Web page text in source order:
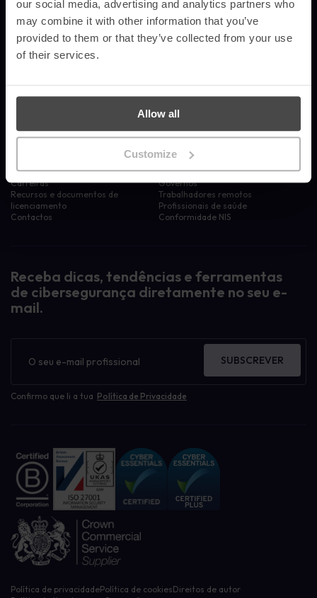
our social media, advertising and analytics partners who
may combine it with other information that you’ve
provided to them or that they’ve collected from your use
of their services.
Allow all
Customize
Sensibilização para a segurança
automatizada
Simulação avançada de phishing
Inteligência e análise de riscos
Blogue
Estudos de caso
Notícias
Porquê nós?
Liderança
Carreiras
Recursos e documentos de
licenciamento
Contactos
Setores
Serviços financeiros
Empresas
Setor da Educação
Indústria tecnológica
Governos
Trabalhadores remotos
Profissionais de saúde
Conformidade NIS
Receba dicas, tendências e ferramentas
de cibersegurança diretamente no seu e-
mail.
informativo
Confirmo que li a tua Política de Privacidade
SUBSCREVER
Política de privacidadePolítica de cookiesDireitos de autor